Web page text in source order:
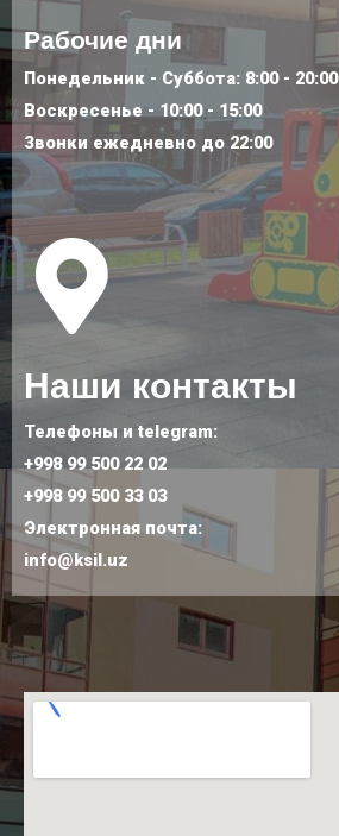
Рабочие дни
Понедельник - Суббота: 8:00 - 20:00
Воскресенье - 10:00 - 15:00
Звонки ежедневно до 22:00
Наши контакты
Телефоны и telegram:
+998 99 500 22 02
+998 99 500 33 03
Электронная почта:
info@ksil.uz